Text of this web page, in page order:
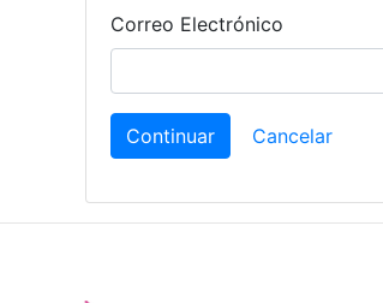
Correo Electrónico
Continuar Cancelar